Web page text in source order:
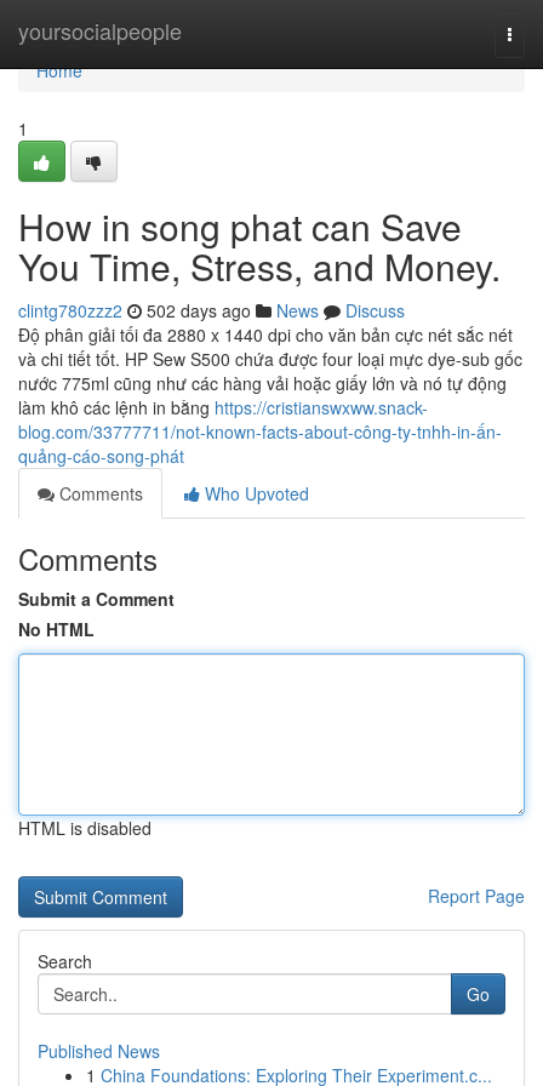
yoursocialpeople
Home
Home
1
How in song phat can Save
You Time, Stress, and Money.
clintg780zzz2 502 days ago News
Discuss
Độ phân giải tối đa 2880 x 1440 dpi cho văn bản cực nét sắc nét
và chi tiết tốt. HP Sew S500 chứa được four loại mực dye-sub gốc
nước 775ml cũng như các hàng vải hoặc giấy lớn và nó tự động
làm khô các lệnh in bằng https://cristianswxww.snack-
blog.com/33777711/not-known-facts-about-công-ty-tnhh-in-ấn-
quảng-cáo-song-phát
Comments
Who Upvoted
Comments
Submit a Comment
No HTML
HTML is disabled
Report Page
Search
Go
Published News
1 China Foundations: Exploring Their Experiment.c...